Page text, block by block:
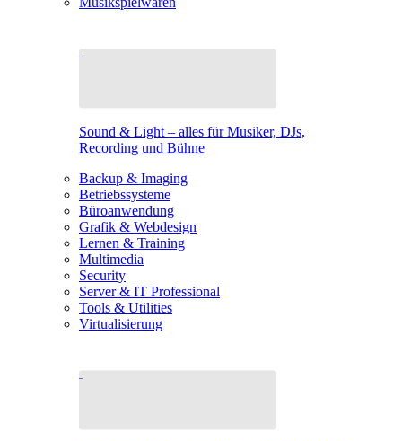
Sound & Light – alles für Musiker, DJs,
Recording und Bühne
Backup & Imaging
Betriebssysteme
Büroanwendung
Grafik & Webdesign
Lernen & Training
Multimedia
Security
Server & IT Professional
Tools & Utilities
Virtualisierung